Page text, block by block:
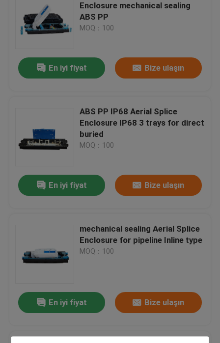
Dome Fiber Optic Splice Closure
Fiber Optic Joint Closure
Fiber Optic Splice Box
Fiber Optic Terminal Box
Pole Mount Bracket
Wall Mount Fiber Enclosure
Fiber Splice Tray
Fiber Optic Storage
Enclosure mechanical sealing
ABS PP
MOQ：100
En iyi fiyat Bize ulaşın
ABS PP IP68 Aerial Splice
Enclosure IP68 3 trays for direct
buried
MOQ：100
En iyi fiyat Bize ulaşın
mechanical sealing Aerial Splice
Enclosure for pipeline Inline type
MOQ：100
En iyi fiyat Bize ulaşın